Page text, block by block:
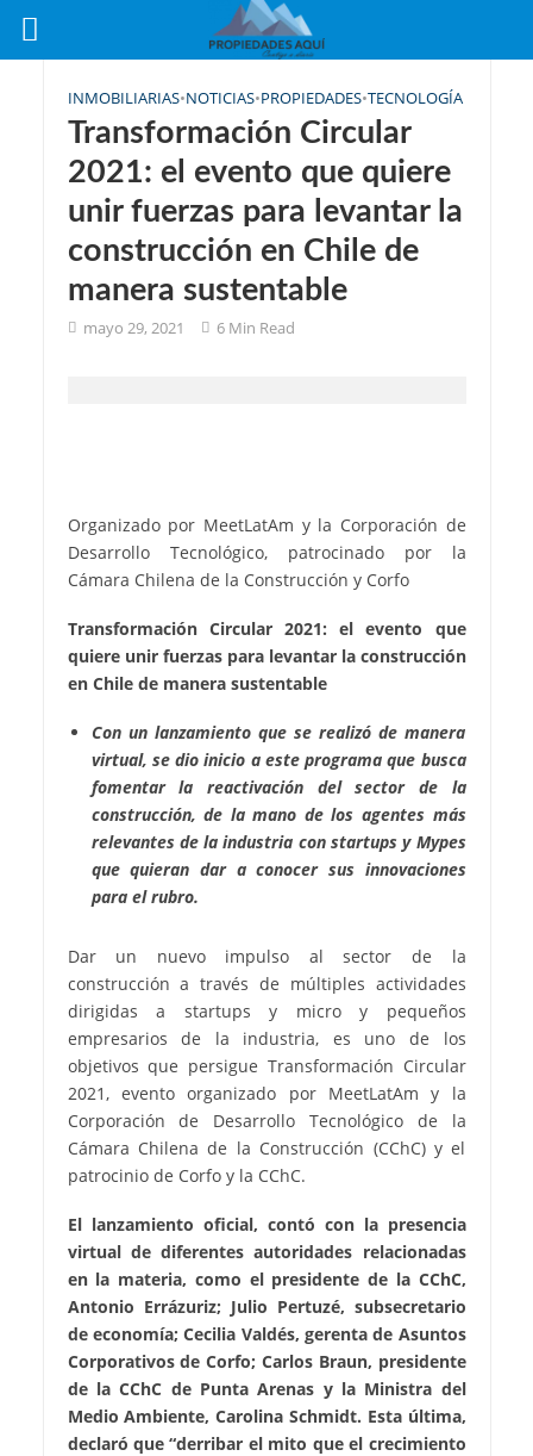
INMOBILIARIAS•NOTICIAS•PROPIEDADES•TECNOLOGÍA
Transformación Circular
2021: el evento que quiere
unir fuerzas para levantar la
construcción en Chile de
manera sustentable
mayo 29, 2021 6 Min Read
Organizado por MeetLatAm y la Corporación de
Desarrollo Tecnológico, patrocinado por la
Cámara Chilena de la Construcción y Corfo
Transformación Circular 2021: el evento que
quiere unir fuerzas para levantar la construcción
en Chile de manera sustentable
Con un lanzamiento que se realizó de manera
virtual, se dio inicio a este programa que busca
fomentar la reactivación del sector de la
construcción, de la mano de los agentes más
relevantes de la industria con startups y Mypes
que quieran dar a conocer sus innovaciones
para el rubro.
Dar un nuevo impulso al sector de la
construcción a través de múltiples actividades
dirigidas a startups y micro y pequeños
empresarios de la industria, es uno de los
objetivos que persigue Transformación Circular
2021, evento organizado por MeetLatAm y la
Corporación de Desarrollo Tecnológico de la
Cámara Chilena de la Construcción (CChC) y el
patrocinio de Corfo y la CChC.
El lanzamiento oficial, contó con la presencia
virtual de diferentes autoridades relacionadas
en la materia, como el presidente de la CChC,
Antonio Errázuriz; Julio Pertuzé, subsecretario
de economía; Cecilia Valdés, gerenta de Asuntos
Corporativos de Corfo; Carlos Braun, presidente
de la CChC de Punta Arenas y la Ministra del
Medio Ambiente, Carolina Schmidt. Esta última,
declaró que “derribar el mito que el crecimiento